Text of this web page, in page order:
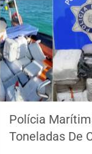
Polícia
Toneladas De